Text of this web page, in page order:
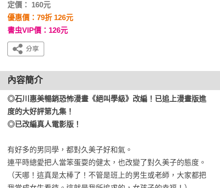
定價： 160元
優惠價：79折 126元
書虫VIP價：126元
內容簡介
◎石川惠美暢銷恐怖漫畫《絕叫學級》改編！已追上漫畫版進
度的大好評第九集！
◎已改編真人電影版！
有好多的男同學，都對久美子好和氣。
連平時總愛把人當笨蛋耍的健太，也改變了對久美子的態度。
（天哪！這真是太棒了！不管是班上的男生或老師，大家都把